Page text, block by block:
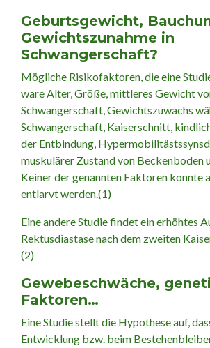
Geburtsgewicht,
Gewichtszunahme in
Schwangerschaft?
Mögliche Risikofaktoren, die eine
ware Alter, Größe, mittleres Gewicht
Schwangerschaft, Gewichtszuwachs
Schwangerschaft, Kaiserschnitt,
der Entbindung,
muskulärer Zustand von Beckenboden
Keiner der genannten Faktoren konnte
entlarvt werden.(1)
Eine andere Studie findet ein erhöhtes
Rektusdiastase nach dem zweiten
(2)
Gewebeschwäche,
Faktoren…
Eine Studie stellt die Hypothese auf,
Entwicklung bzw. beim